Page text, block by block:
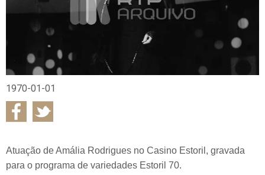
1970-01-01
Atuação de Amália Rodrigues no Casino Estoril, gravada
para o programa de variedades Estoril 70.